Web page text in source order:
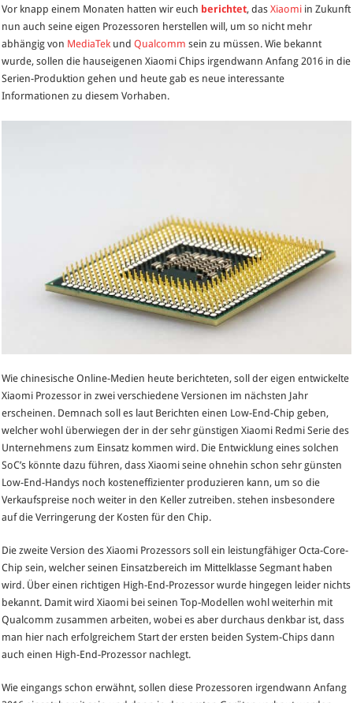
Prozessor
soll
in
zwei
unterscheidlichen
Versionen
erscheinen
Vor knapp einem Monaten hatten wir euch berichtet, dasXiaomi in Zukunft
nun auch seine eigen Prozessoren herstellen will, um so nicht mehr
abhängig von MediaTekundQualcomm sein zu müssen. Wie bekannt
wurde, sollen die hauseigenen Xiaomi Chips irgendwann Anfang 2016 in die
Serien-Produktion gehen und heute gab es neue interessante
Informationen zu diesem Vorhaben.
Wie chinesische Online-Medien heute berichteten, soll der eigen entwickelte
Xiaomi Prozessor in zwei verschiedene Versionen im nächsten Jahr
erscheinen. Demnach soll es laut Berichten einen Low-End-Chip geben,
welcher wohl überwiegen der in der sehr günstigen Xiaomi Redmi Serie des
Unternehmens zum Einsatz kommen wird. Die Entwicklung eines solchen
SoC’s könnte dazu führen, dass Xiaomi seine ohnehin schon sehr günsten
Low-End-Handys noch kosteneffizienter produzieren kann, um so die
Verkaufspreise noch weiter in den Keller zutreiben. stehen insbesondere
auf die Verringerung der Kosten für den Chip.
Die zweite Version des Xiaomi Prozessors soll ein leistungfähiger Octa-Core-
Chip sein, welcher seinen Einsatzbereich im Mittelklasse Segmant haben
wird. Über einen richtigen High-End-Prozessor wurde hingegen leider nichts
bekannt. Damit wird Xiaomi bei seinen Top-Modellen wohl weiterhin mit
Qualcomm zusammen arbeiten, wobei es aber durchaus denkbar ist, dass
man hier nach erfolgreichem Start der ersten beiden System-Chips dann
auch einen High-End-Prozessor nachlegt.
Wie eingangs schon erwähnt, sollen diese Prozessoren irgendwann Anfang